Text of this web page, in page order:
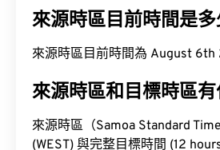
來源時區目前時間是多
來源時區目前時間為 August 6th
來源時區和目標時區有
來源時區（Samoa Standard
(WEST) 與完整目標時間 (12